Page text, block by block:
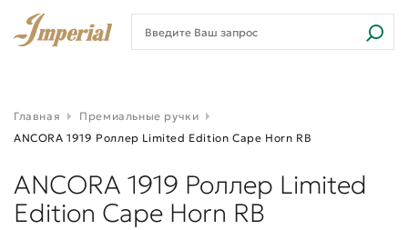
Главная
Премиальные ручки
ANCORA 1919 Роллер Limited Edition Cape Horn RB
ANCORA 1919 Роллер Limited
Edition Cape Horn RB